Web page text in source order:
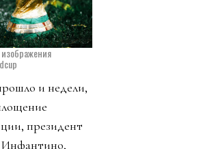
и недели,
президент